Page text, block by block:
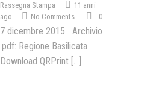
Rassegna Stampa
11 anni
ago
No Comments 0
7 dicembre 2015 Archivio
.pdf: Regione Basilicata
Download QRPrint [...]